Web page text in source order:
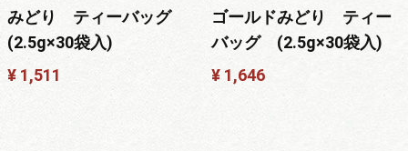
みどり ティーバッグ
(2.5g×30袋入)
¥ 1,511
ゴールドみどり ティー
バッグ (2.5g×30袋入)
¥ 1,646